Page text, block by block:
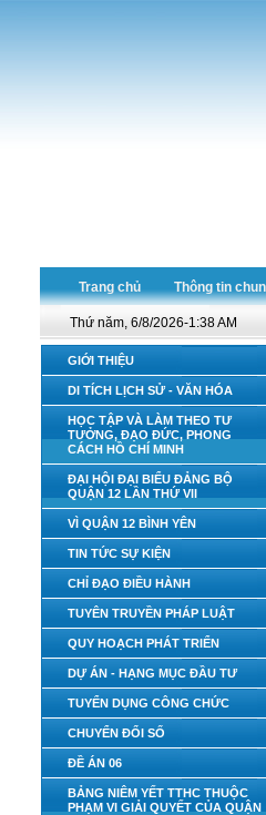
Trang chủ Thông tin
Thứ năm, 6/8/2026-1:38 AM
GIỚI THIỆU
DI TÍCH LỊCH SỬ - VĂN HÓA
HỌC TẬP VÀ LÀM THEO TƯ
TƯỞNG, ĐẠO ĐỨC, PHONG
CÁCH HỒ CHÍ MINH
ĐẠI HỘI ĐẠI BIỂU ĐẢNG BỘ
QUẬN 12 LẦN THỨ VII
VÌ QUẬN 12 BÌNH YÊN
TIN TỨC SỰ KIỆN
CHỈ ĐẠO ĐIỀU HÀNH
TUYÊN TRUYỀN PHÁP LUẬT
QUY HOẠCH PHÁT TRIỂN
DỰ ÁN - HẠNG MỤC ĐẦU TƯ
TUYỂN DỤNG CÔNG CHỨC
CHUYỂN ĐỔI SỐ
ĐỀ ÁN 06
BẢNG NIÊM YẾT TTHC THUỘC
PHẠM VI GIẢI QUYẾT CỦA QUẬN